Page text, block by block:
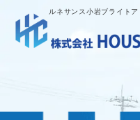
ルネサンス小岩ブライト